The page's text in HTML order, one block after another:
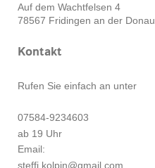
Auf dem Wachtfelsen 4
78567 Fridingen an der Donau
Kontakt
Rufen Sie einfach an unter
07584-9234603
ab 19 Uhr
Email:
steffi.kolpin@gmail.com